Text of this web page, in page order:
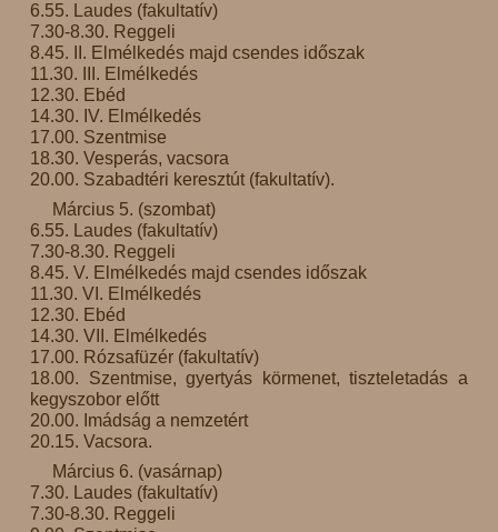
6.55. Laudes (fakultatív)
7.30-8.30. Reggeli
8.45. II. Elmélkedés majd csendes időszak
11.30. III. Elmélkedés
12.30. Ebéd
14.30. IV. Elmélkedés
17.00. Szentmise
18.30. Vesperás, vacsora
20.00. Szabadtéri keresztút (fakultatív).
Március 5. (szombat)
6.55. Laudes (fakultatív)
7.30-8.30. Reggeli
8.45. V. Elmélkedés majd csendes időszak
11.30. VI. Elmélkedés
12.30. Ebéd
14.30. VII. Elmélkedés
17.00. Rózsafüzér (fakultatív)
18.00. Szentmise, gyertyás körmenet, tiszteletadás a
kegyszobor előtt
20.00. Imádság a nemzetért
20.15. Vacsora.
Március 6. (vasárnap)
7.30. Laudes (fakultatív)
7.30-8.30. Reggeli